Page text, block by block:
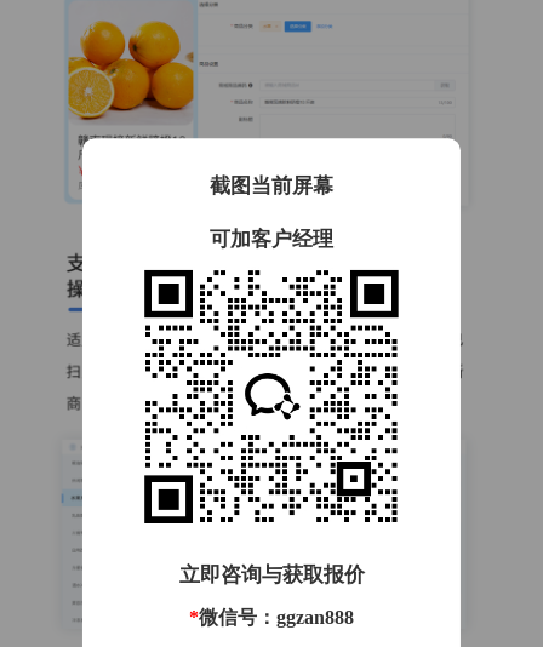
截图当前屏幕
可加客户经理
立即咨询与获取报价
*微信号：ggzan888